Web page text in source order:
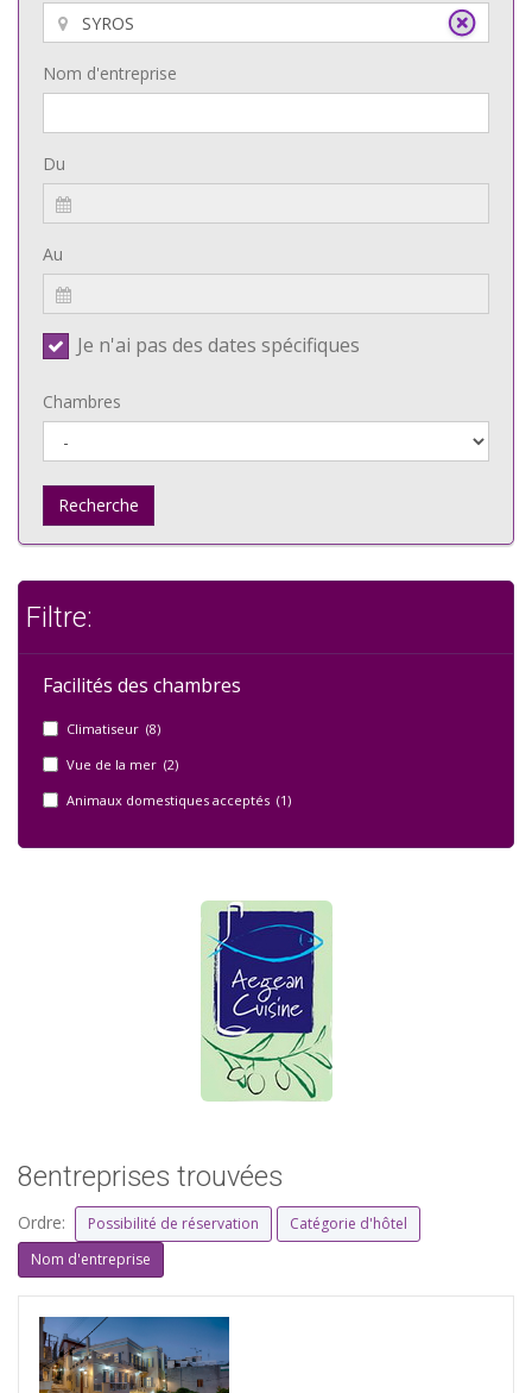
Nom d'entreprise
Du
Au
Je n'ai pas des dates spécifiques
Chambres
Recherche
Filtre:
Facilités des chambres
Climatiseur (8)
Vue de la mer (2)
Animaux domestiques acceptés (1)
8entreprises trouvées
Ordre: Possibilité de réservation
Catégorie d'hôtel
Nom d'entreprise